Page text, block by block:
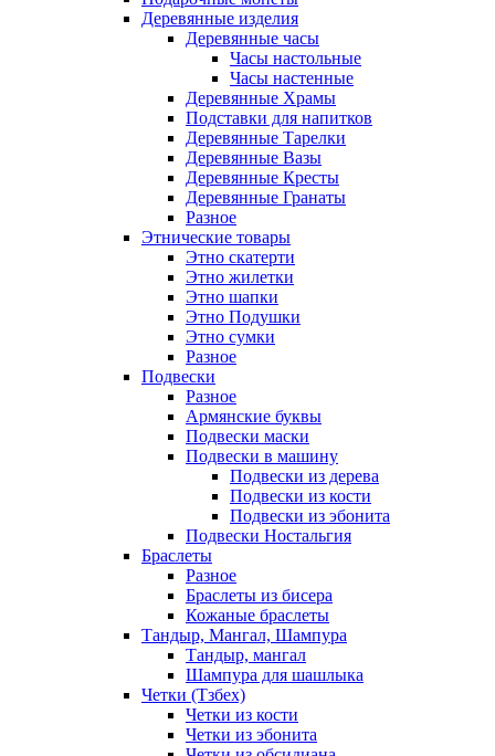
Деревянные изделия
Деревянные часы
Часы настольные
Часы настенные
Деревянные Храмы
Подставки для напитков
Деревянные Тарелки
Деревянные Вазы
Деревянные Кресты
Деревянные Гранаты
Разное
Этнические товары
Этно скатерти
Этно жилетки
Этно шапки
Этно Подушки
Этно сумки
Разное
Подвески
Разное
Армянские буквы
Подвески маски
Подвески в машину
Подвески из дерева
Подвески из кости
Подвески из эбонита
Подвески Ностальгия
Браслеты
Разное
Браслеты из бисера
Кожаные браслеты
Тандыр, Мангал, Шампура
Тандыр, мангал
Шампура для шашлыка
Четки (Тзбех)
Четки из кости
Четки из эбонита